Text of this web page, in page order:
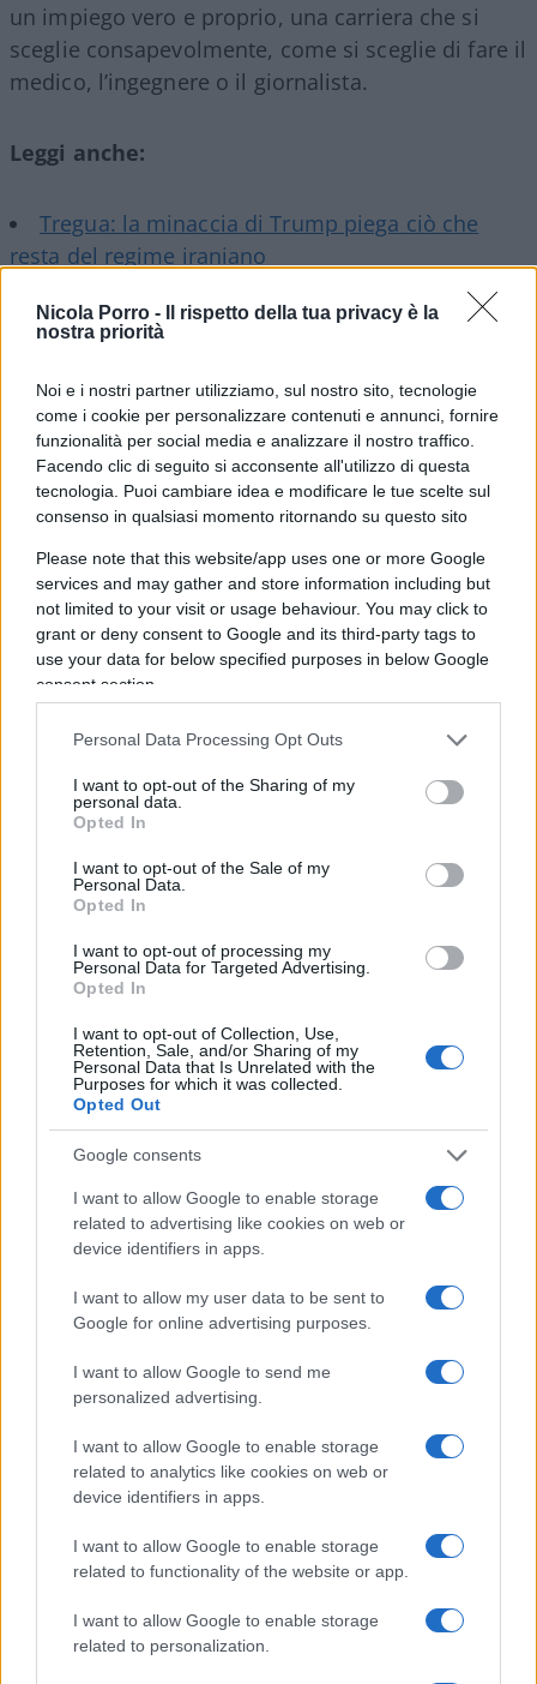
Nicola Porro -
Il rispetto della tua privacy è la
nostra priorità
Noi e i nostri partner utilizziamo, sul nostro sito, tecnologie
come i cookie per personalizzare contenuti e annunci, fornire
funzionalità per social media e analizzare il nostro traffico.
Facendo clic di seguito si acconsente all'utilizzo di questa
tecnologia. Puoi cambiare idea e modificare le tue scelte sul
consenso in qualsiasi momento ritornando su questo sito
Please note that this website/app uses one or more Google
services and may gather and store information including but
not limited to your visit or usage behaviour. You may click to
grant or deny consent to Google and its third-party tags to
use your data for below specified purposes in below Google
consent section.
Personal Data Processing Opt Outs
I want to opt-out of the Sharing of my
personal data.
Opted In
I want to opt-out of the Sale of my
Personal Data.
Opted In
I want to opt-out of processing my
Personal Data for Targeted Advertising.
Opted In
I want to opt-out of Collection, Use,
Retention, Sale, and/or Sharing of my
Personal Data that Is Unrelated with the
Purposes for which it was collected.
Opted Out
Google consents
I want to allow Google to enable storage
related to advertising like cookies on web or
device identifiers in apps.
I want to allow my user data to be sent to
Google for online advertising purposes.
I want to allow Google to send me
personalized advertising.
I want to allow Google to enable storage
related to analytics like cookies on web or
device identifiers in apps.
I want to allow Google to enable storage
related to functionality of the website or app.
I want to allow Google to enable storage
related to personalization.
un impiego vero e proprio, una carriera che si
sceglie consapevolmente, come si sceglie di fare il
medico, l’ingegnere o il giornalista.
Leggi anche:
Tregua: la minaccia di Trump piega ciò che
resta del regime iraniano
italiane degli ultimi trent’anni sa che non si tratta
di paranoia.Sentenze che diventano manifesti
politici, procure che si trasformano in avamposti
di una sola parte, indagini e scoop dalle procure
che cadono come manna dal cielo prima delle
elezioni, scarcerazioni soft per reati definiti
“socialmente comprensibili” e carcerazioni
preventive durissime per chi non si piega al
sistema.
dimostrano: una cultura che parte da lontano,
dalle aule dove le materie si insegnano con i miti
di sinistra in sottofondo e arriva fino alle toghe
della Magistratura
, difendono strenuamente la
propria indipendenza, sì, ma solo quando si
sentono attaccate da destra…
Marianna Aprile lo dice con la disarmante
naturalezza di chi non ha nulla da nascondere.
Voleva fare la toga rossa perché, evidentemente,
per lei giustizia e sinistra erano sinonimi già da
bambina. E tutto questo è la dimostrazione
lampante che la politicizzazione della
magistraturanon è un’allucinazione
berlusconiana o meloniana , ma un progetto che
alcuni hanno coltivato fin da piccoli. E che oggi,
esercitare senza nemmeno più sentire il bisogno
di mascherarlo.
Il problema non è la singola giornalista che
intero sistema che ha fatto della toga rossa
una specializzazione professionalerispettabile,
quasi un marchio di fabbrica. Un sistema in cui il
magistrato militante non è l’eccezione da